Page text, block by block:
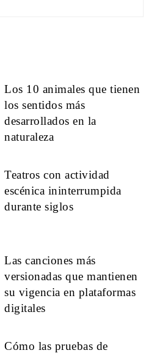
Los 10 animales que tienen
los sentidos más
desarrollados en la
naturaleza
Teatros con actividad
escénica ininterrumpida
durante siglos
Las canciones más
versionadas que mantienen
su vigencia en plataformas
digitales
Cómo las pruebas de